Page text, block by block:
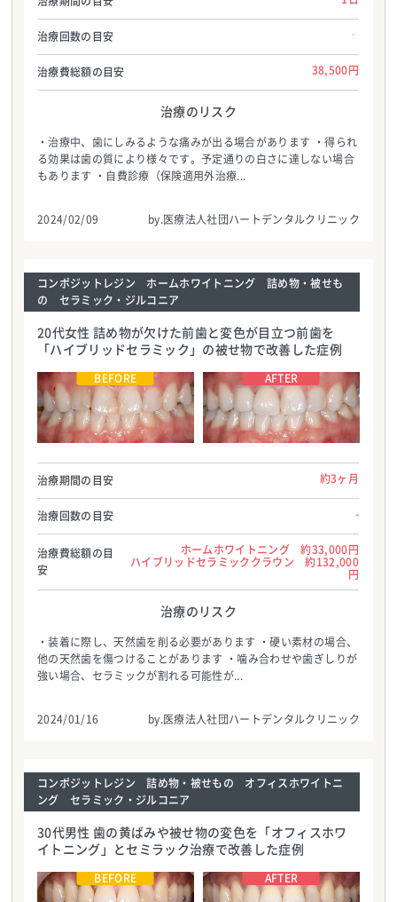
治療回数の目安 ‐
治療費総額の目安 38,500円
治療のリスク
・治療中、歯にしみるような痛みが出る場合があります ・得られ
る効果は歯の質により様々です。予定通りの白さに達しない場合
もあります ・自費診療（保険適用外治療...
2024/02/09 by.医療法人社団ハートデンタルクリニック
コンポジットレジン ホームホワイトニング 詰め物・被せも
の セラミック・ジルコニア
20代女性 詰め物が欠けた前歯と変色が目立つ前歯を
「ハイブリッドセラミック」の被せ物で改善した症例
医療法人社団ハートデンタルクリニック
TEL:0986587700
医療法人社団ハートデンタルクリニック
TEL:0986587700
治療期間の目安 約3ヶ月
治療回数の目安 -
治療費総額の目
安
ホームホワイトニング 約33,000円
ハイブリッドセラミッククラウン 約132,000
円
治療のリスク
・装着に際し、天然歯を削る必要があります ・硬い素材の場合、
他の天然歯を傷つけることがあります ・噛み合わせや歯ぎしりが
強い場合、セラミックが割れる可能性が...
2024/01/16 by.医療法人社団ハートデンタルクリニック
コンポジットレジン 詰め物・被せもの オフィスホワイトニ
ング セラミック・ジルコニア
30代男性 歯の黄ばみや被せ物の変色を「オフィスホワ
イトニング」とセミラック治療で改善した症例